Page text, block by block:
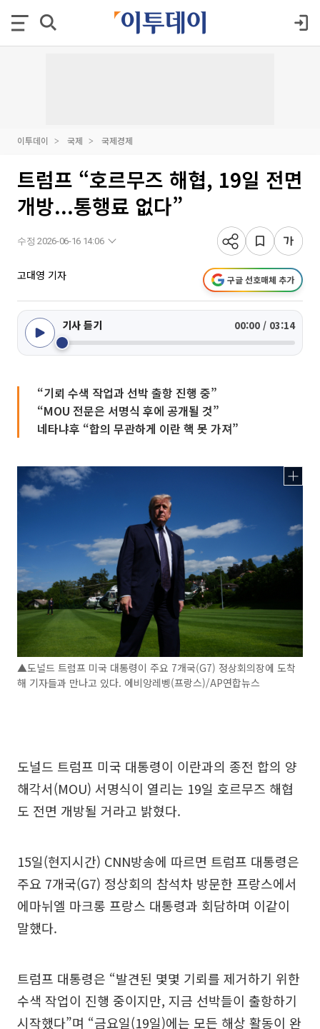
이투데이 국제 국제경제
트럼프 “호르무즈 해협, 19일 전면
개방...통행료 없다”
수정 2026-06-16 14:06
고대영 기자 구글 선호매체 추가
기사 듣기 00:00 / 03:14
“기뢰 수색 작업과 선박 출항 진행 중”
“MOU 전문은 서명식 후에 공개될 것”
네타냐후 “합의 무관하게 이란 핵 못 가져”
▲도널드 트럼프 미국 대통령이 주요 7개국(G7) 정상회의장에 도착
해 기자들과 만나고 있다. 에비앙레벵(프랑스)/AP연합뉴스
도널드 트럼프 미국 대통령이 이란과의 종전 합의 양
해각서(MOU) 서명식이 열리는 19일 호르무즈 해협
도 전면 개방될 거라고 밝혔다.
15일(현지시간) CNN방송에 따르면 트럼프 대통령은
주요 7개국(G7) 정상회의 참석차 방문한 프랑스에서
에마뉘엘 마크롱 프랑스 대통령과 회담하며 이같이
말했다.
트럼프 대통령은 “발견된 몇몇 기뢰를 제거하기 위한
수색 작업이 진행 중이지만, 지금 선박들이 출항하기
시작했다”며 “금요일(19일)에는 모든 해상 활동이 완